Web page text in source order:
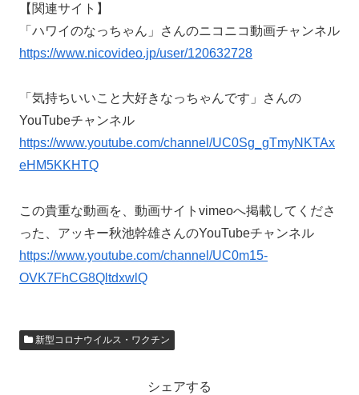
【関連サイト】
「ハワイのなっちゃん」さんのニコニコ動画チャンネル
https://www.nicovideo.jp/user/120632728
「気持ちいいこと大好きなっちゃんです」さんの
YouTubeチャンネル
https://www.youtube.com/channel/UC0Sg_gTmyNKTAx
eHM5KKHTQ
この貴重な動画を、動画サイトvimeoへ掲載してくださ
った、アッキー秋池幹雄さんのYouTubeチャンネル
https://www.youtube.com/channel/UC0m15-
OVK7FhCG8QltdxwlQ
新型コロナウイルス・ワクチン
シェアする